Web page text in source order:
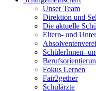
Unser Team
Direktion und
Die aktuelle
Eltern- und
SchülerInnen-
Fokus Lernen
Fair2gether
Schulärzte